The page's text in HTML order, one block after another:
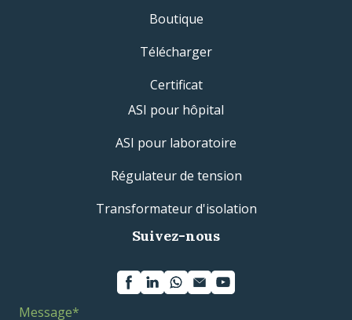
Boutique
Télécharger
Certificat
ASI pour hôpital
ASI pour laboratoire
Régulateur de tension
Transformateur d'isolation
Suivez-nous
Message*